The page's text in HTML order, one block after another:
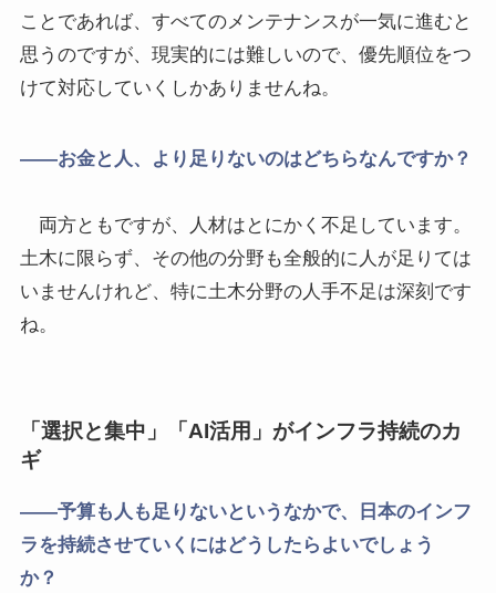
ことであれば、すべてのメンテナンスが一気に進むと
思うのですが、現実的には難しいので、優先順位をつ
けて対応していくしかありませんね。
――お金と人、より足りないのはどちらなんですか？
両方ともですが、人材はとにかく不足しています。
土木に限らず、その他の分野も全般的に人が足りては
いませんけれど、特に土木分野の人手不足は深刻です
ね。
「選択と集中」「AI活用」がインフラ持続のカ
ギ
――予算も人も足りないというなかで、日本のインフ
ラを持続させていくにはどうしたらよいでしょう
か？